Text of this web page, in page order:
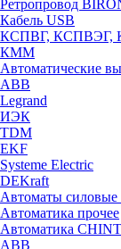
Ретропровод
Кабель USB
КСПВГ, КСПВЭГ,
КММ
Автоматические
ABB
Legrand
ИЭК
TDM
EKF
Systeme Electric
DEKraft
Автоматы силовые
Автоматика прочее
Автоматика CHINT
ABB